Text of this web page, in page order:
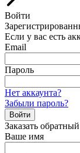
Войти
Если у вас есть
Email
Пароль
Нет аккаунта?
Забыли пароль?
Войти
Заказать
Ваше имя